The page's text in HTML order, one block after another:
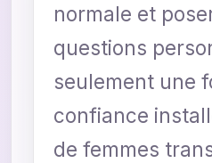
normale et
questions
seulement une
confiance
de femmes